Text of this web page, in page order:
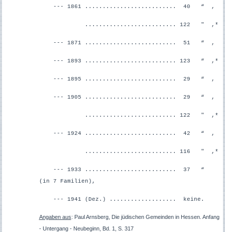
--- 1861 .......................... 40 “ ,
.......................... 122 " ,*
--- 1871 .......................... 51 “ ,
--- 1893 .......................... 123 “ ,*
--- 1895 .......................... 29 “ ,
--- 1905 .......................... 29 “ ,
.......................... 122 " ,*
--- 1924 .......................... 42 “ ,
.......................... 116 " ,*
--- 1933 .......................... 37 “
(in 7 Familien),
--- 1941 (Dez.) ................... keine.
Angaben aus: Paul Arnsberg, Die jüdischen Gemeinden in Hessen. Anfang
- Untergang - Neubeginn, Bd. 1, S. 317